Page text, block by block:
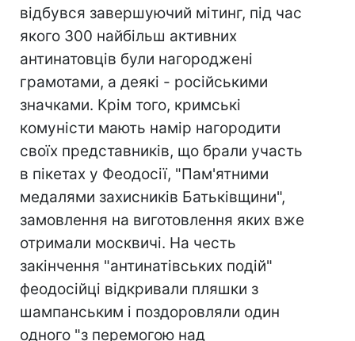
відбувся завершуючий мітинг, під час
якого 300 найбільш активних
антинатовців були нагороджені
грамотами, а деякі - російськими
значками. Крім того, кримські
комуністи мають намір нагородити
своїх представників, що брали участь
в пікетах у Феодосії, "Пам'ятними
медалями захисників Батьківщини",
замовлення на виготовлення яких вже
отримали москвичі. На честь
закінчення "антинатівських подій"
феодосійці відкривали пляшки з
шампанським і поздоровляли один
одного "з перемогою над